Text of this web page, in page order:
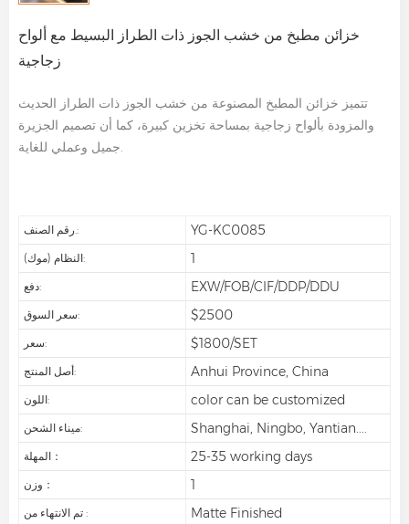
خزائن مطبخ من خشب الجوز ذات الطراز البسيط مع ألواح
زجاجية
تتميز خزائن المطبخ المصنوعة من خشب الجوز ذات الطراز الحديث
والمزودة بألواح زجاجية بمساحة تخزين كبيرة، كما أن تصميم الجزيرة
رقم الصنف.: YG-KC0085
النظام (موك): 1
دفع: EXW/FOB/CIF/DDP/DDU
سعر السوق: $2500
سعر: $1800/SET
أصل المنتج: Anhui Province, China
اللون: color can be customized
ميناء الشحن: Shanghai, Ningbo, Yantian....
المهلة： 25-35 working days
وزن： 1
تم الانتهاء من : Matte Finished